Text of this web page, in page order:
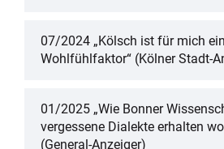
07/2024 „Kölsch ist für mich ein
Wohlfühlfaktor“ (Kölner Stadt-
01/2025 „Wie Bonner
vergessene Dialekte erhalten
(General-Anzeiger)